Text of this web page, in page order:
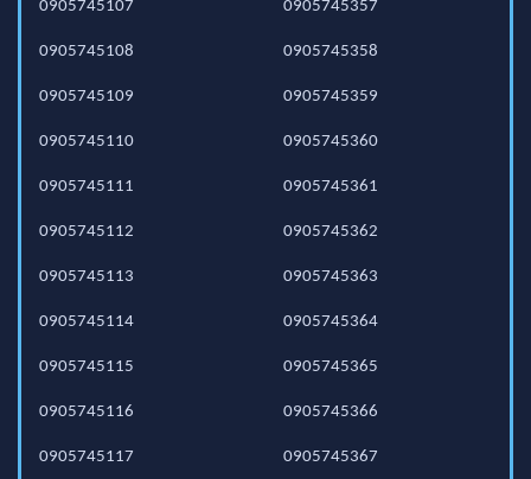
0905745107
0905745108
0905745109
0905745110
0905745111
0905745112
0905745113
0905745114
0905745115
0905745116
0905745117
0905745357
0905745358
0905745359
0905745360
0905745361
0905745362
0905745363
0905745364
0905745365
0905745366
0905745367